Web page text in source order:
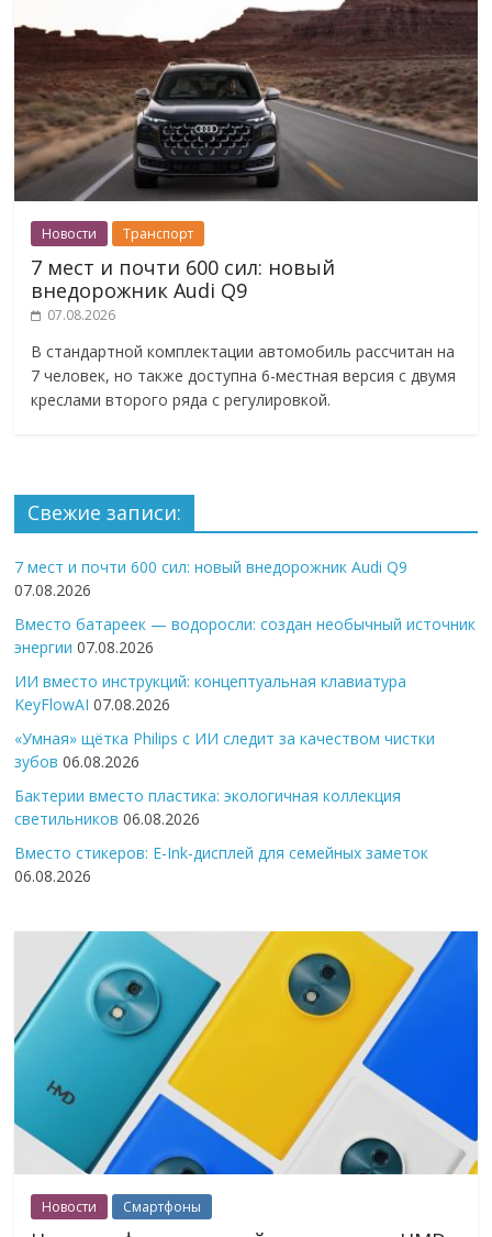
Новости Транспорт
7 мест и почти 600 сил: новый
внедорожник Audi Q9
07.08.2026
В стандартной комплектации автомобиль рассчитан на
7 человек, но также доступна 6-местная версия с двумя
креслами второго ряда с регулировкой.
Свежие записи:
7 мест и почти 600 сил: новый внедорожник Audi Q9
07.08.2026
Вместо батареек — водоросли: создан необычный источник
энергии 07.08.2026
ИИ вместо инструкций: концептуальная клавиатура
KeyFlowAI 07.08.2026
«Умная» щётка Philips с ИИ следит за качеством чистки
зубов 06.08.2026
Бактерии вместо пластика: экологичная коллекция
светильников 06.08.2026
Вместо стикеров: E-Ink-дисплей для семейных заметок
06.08.2026
Новости Смартфоны